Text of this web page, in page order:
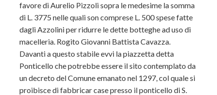
favore di Aurelio Pizzoli sopra le medesime la somma
di L. 3775 nelle quali son comprese L. 500 spese fatte
dagli Azzolini per ridurre le dette botteghe ad uso di
macelleria. Rogito Giovanni Battista Cavazza.
Davanti a questo stabile evvi la piazzetta detta
Ponticello che potrebbe essere il sito contemplato da
un decreto del Comune emanato nel 1297, col quale si
proibisce di fabbricar case presso il ponticello di S.